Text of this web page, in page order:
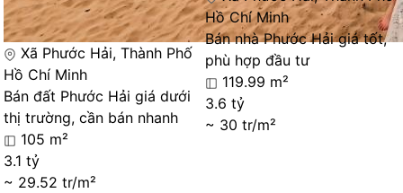
Xã Phước Hải, Thành Phố
Hồ Chí Minh
Bán đất Phước Hải giá dưới
thị trường, cần bán nhanh
105 m²
3.1 tỷ
~ 29.52 tr/m²
Hồ Chí Minh
Bán nhà Phước Hải giá tốt,
phù hợp đầu tư
119.99 m²
3.6 tỷ
~ 30 tr/m²